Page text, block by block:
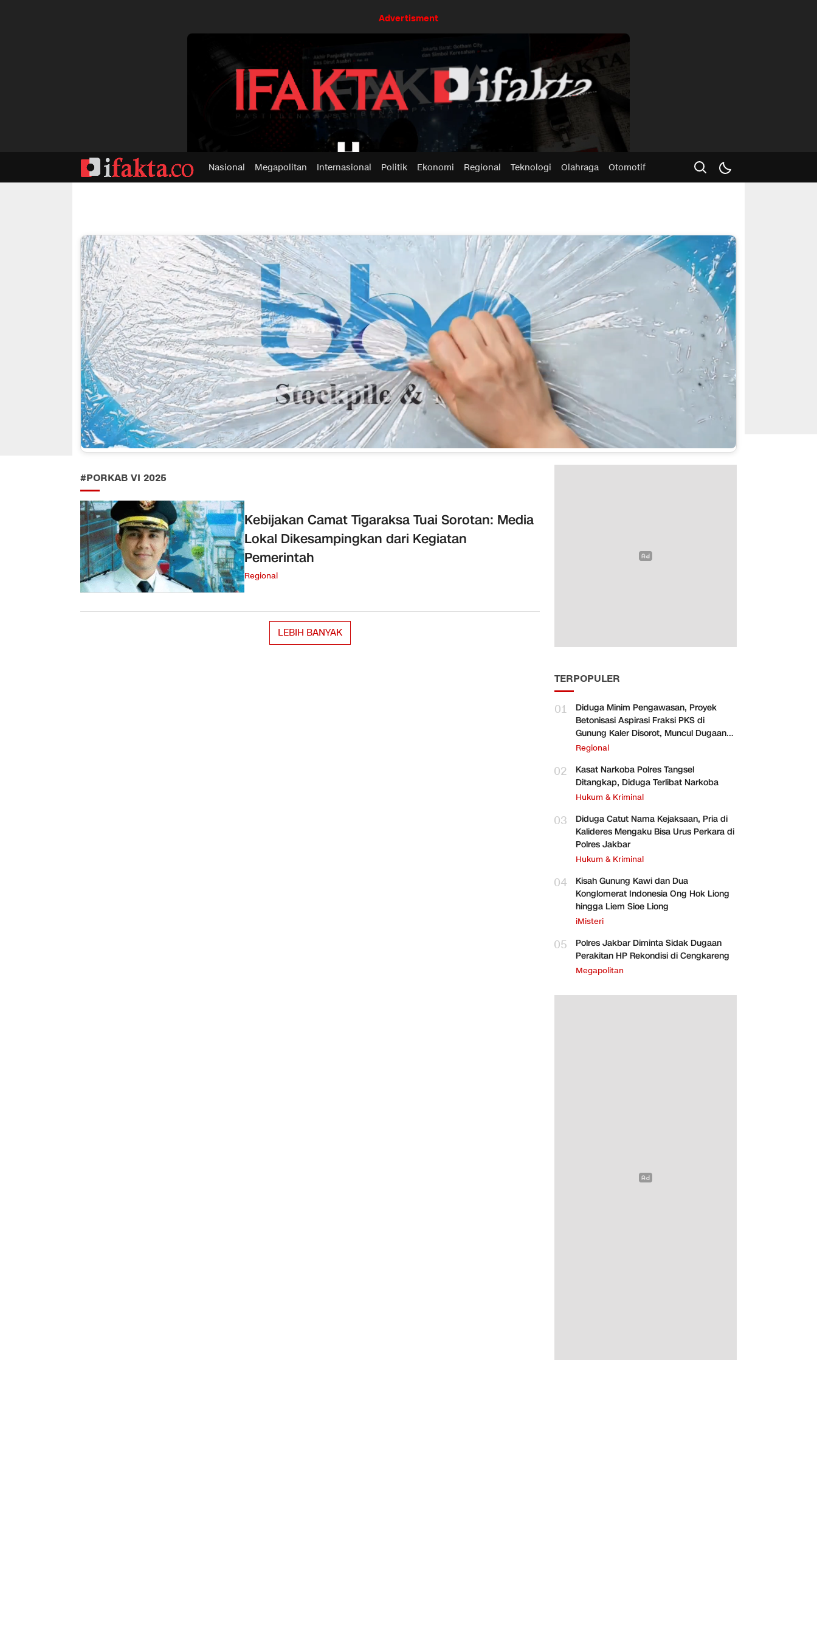
Advertisment
Nasional Megapolitan Internasional Politik Ekonomi Regional Teknologi Olahraga Otomotif
#PORKAB VI 2025
Kebijakan Camat Tigaraksa Tuai Sorotan: Media
Lokal Dikesampingkan dari Kegiatan
Pemerintah
Regional
LEBIH BANYAK
TERPOPULER
01
Diduga Minim Pengawasan, Proyek
Betonisasi Aspirasi Fraksi PKS di
Gunung Kaler Disorot, Muncul Dugaan
Pengurangan Volume
Regional
02
Kasat Narkoba Polres Tangsel
Ditangkap, Diduga Terlibat Narkoba
Hukum & Kriminal
03
Diduga Catut Nama Kejaksaan, Pria di
Kalideres Mengaku Bisa Urus Perkara di
Polres Jakbar
Hukum & Kriminal
04
Kisah Gunung Kawi dan Dua
Konglomerat Indonesia Ong Hok Liong
hingga Liem Sioe Liong
iMisteri
05
Polres Jakbar Diminta Sidak Dugaan
Perakitan HP Rekondisi di Cengkareng
Megapolitan